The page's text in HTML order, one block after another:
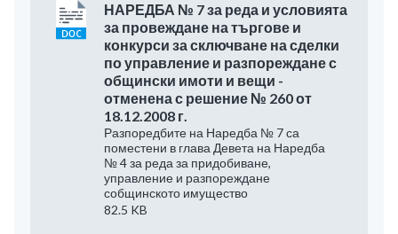
НАРЕДБА № 7 за реда и условията
за провеждане на търгове и
конкурси за сключване на сделки
по управление и разпореждане с
общински имоти и вещи -
отменена с решение № 260 от
18.12.2008 г.
Разпоредбите на Наредба № 7 са
поместени в глава Девета на Наредба
№ 4 за реда за придобиване,
управление и разпореждане
собщинското имущество
82.5 KB